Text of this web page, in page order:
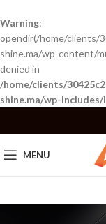
Warning:
opendir(/home/clients/
shine.ma/wp-content/
denied in
/home/clients/
shine.ma/wp-includes/
MENU